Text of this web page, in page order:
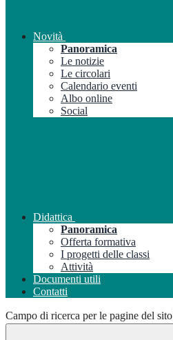
Novità
Panoramica
Le notizie
Le circolari
Calendario eventi
Albo online
Social
Didattica
Panoramica
Offerta formativa
I progetti delle classi
Attività
Documenti utili
Contatti
Campo di ricerca per le pagine del sito